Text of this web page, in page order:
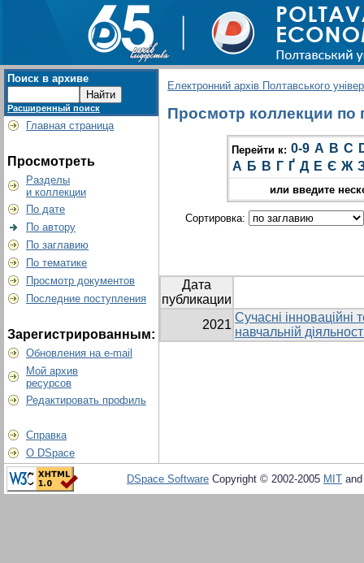
Поиск в архиве
Расширенный поиск
Главная страница
Просмотреть
Разделы
и коллекции
По дате
По автору
По заглавию
По тематике
Просмотр документов
Последние поступления
Зарегистрированным:
Обновления на e-mail
Мой архив
ресурсов
Редактировать профиль
Справка
О DSpace
Електронний архів Полтавського
Просмотр коллекции по
Перейти к: 0-9 A B C
А Б В Г Ґ Д Е Є Ж
или введите
Сортировка:
Дата
публикации
2021
Сучасні інноваційні
навчальній
DSpace Software Copyright © 2002-2005 MIT